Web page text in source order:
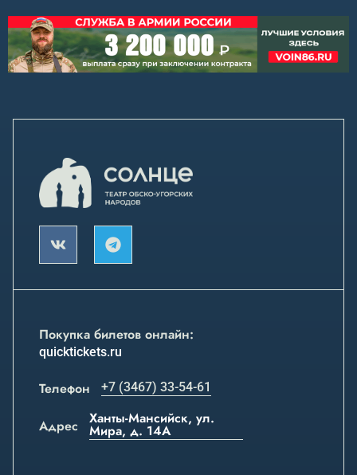
Покупка билетов онлайн:
quicktickets.ru
Телефон +7 (3467) 33-54-61
Адрес Ханты-Мансийск, ул.
Мира, д. 14А